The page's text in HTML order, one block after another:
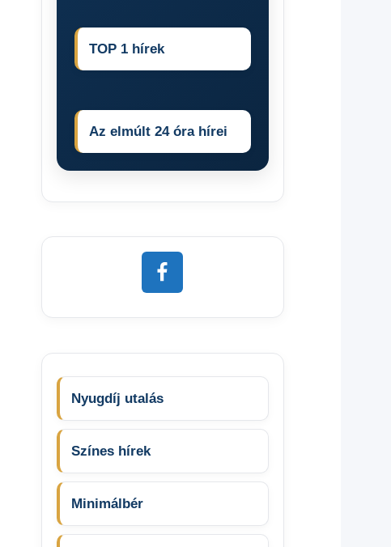
TOP 1 hírek
Az elmúlt 24 óra hírei
Nyugdíj utalás
Színes hírek
Minimálbér